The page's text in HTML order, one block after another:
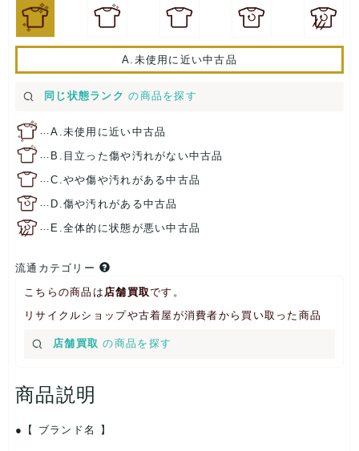
A.未使用に近い中古品
同じ状態ランク の商品を探す
…A.未使用に近い中古品
… B.目立った傷や汚れがない中古品
…C.やや傷や汚れがある中古品
… D.傷や汚れがある中古品
… E.全体的に状態が悪い中古品
流通カテゴリー
こちらの商品は 店舗買取です。
リサイクルショップや古着屋が消費者から買い取った商品
店舗買取 の商品を探す
商品説明
【 ブランド名 】